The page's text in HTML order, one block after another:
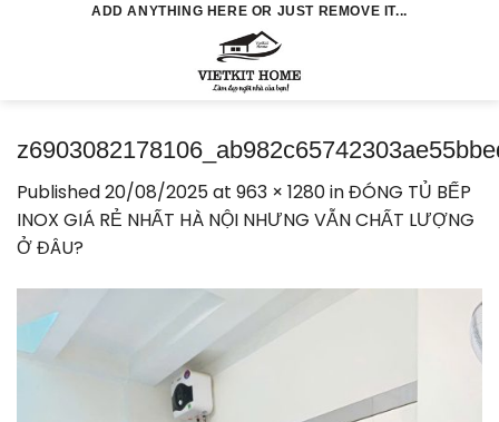
ADD ANYTHING HERE OR JUST REMOVE IT...
Published20/08/2025at 963 × 1280inĐÓNG TỦ BẾP
INOX GIÁ RẺ NHẤT HÀ NỘI NHƯNG VẪN CHẤT LƯỢNG
Ở ĐÂU?